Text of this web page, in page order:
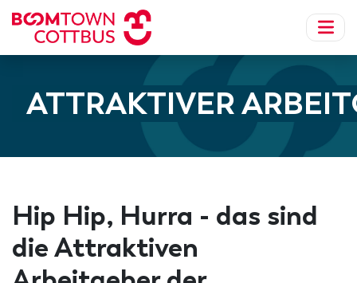
ATTRAKTIVER
Hip Hip, Hurra - das sind
die Attraktiven